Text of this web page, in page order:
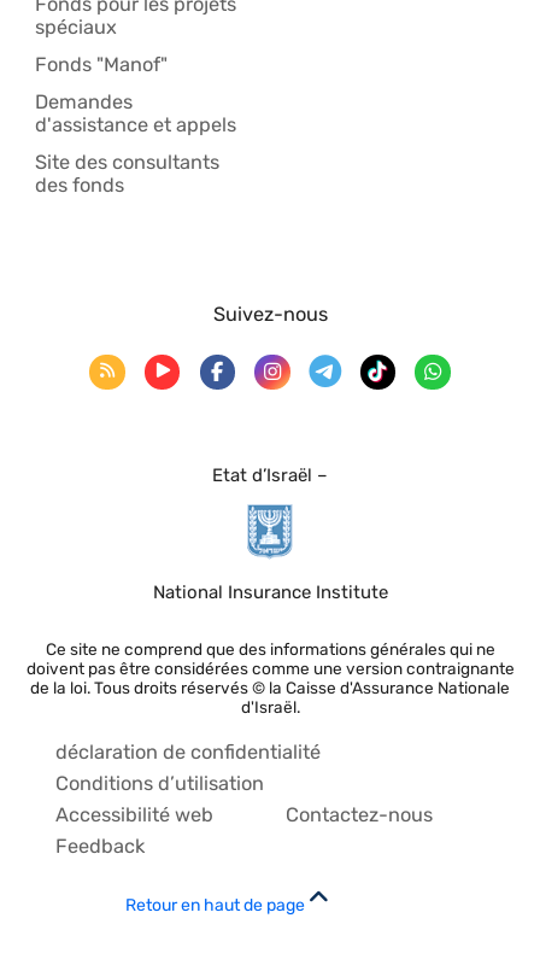
Fonds pour les projets
spéciaux
Fonds "Manof"
Demandes
d'assistance et appels
Site des consultants
des fonds
Etat d’Israël –
National Insurance Institute
Ce site ne comprend que des informations générales qui ne
doivent pas être considérées comme une version contraignante
de la loi. Tous droits réservés © la Caisse d'Assurance Nationale
d'Israël.
Suivez-nous
déclaration de confidentialité
Conditions d’utilisation
Accessibilité web
Contactez-nous
Feedback
Retour en haut de page